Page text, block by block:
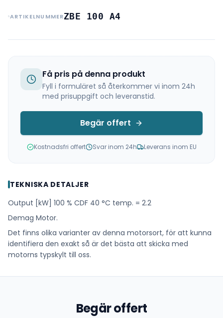
ARTIKELNUMMERZBE 100 A4
Få pris på denna produkt
Fyll i formuläret så återkommer vi inom 24h
med prisuppgift och leveranstid.
Begär offert
Kostnadsfri offert Svar inom 24h Leverans inom EU
TEKNISKA DETALJER
Output [kW] 100 % CDF 40 °C temp. = 2.2
Demag Motor.
Det finns olika varianter av denna motorsort, för att kunna
identifiera den exakt så är det bästa att skicka med
motorns typskylt till oss.
Begär offert